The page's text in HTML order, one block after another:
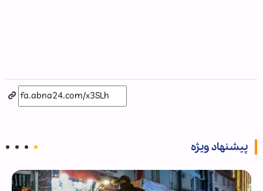
پیشنهاد ویژه